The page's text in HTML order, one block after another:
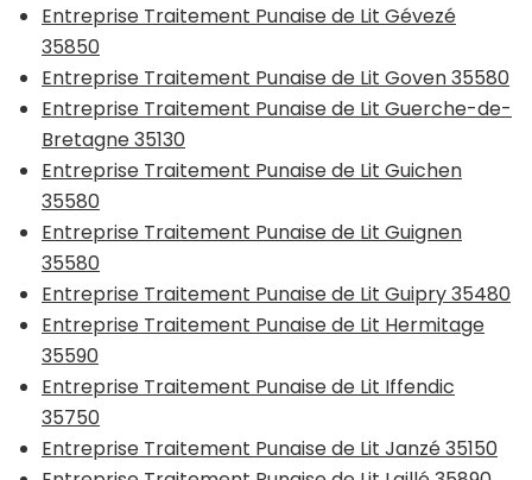
Entreprise Traitement Punaise de Lit Gévezé
35850
Entreprise Traitement Punaise de Lit Goven 35580
Entreprise Traitement Punaise de Lit Guerche-de-
Bretagne 35130
Entreprise Traitement Punaise de Lit Guichen
35580
Entreprise Traitement Punaise de Lit Guignen
35580
Entreprise Traitement Punaise de Lit Guipry 35480
Entreprise Traitement Punaise de Lit Hermitage
35590
Entreprise Traitement Punaise de Lit Iffendic
35750
Entreprise Traitement Punaise de Lit Janzé 35150